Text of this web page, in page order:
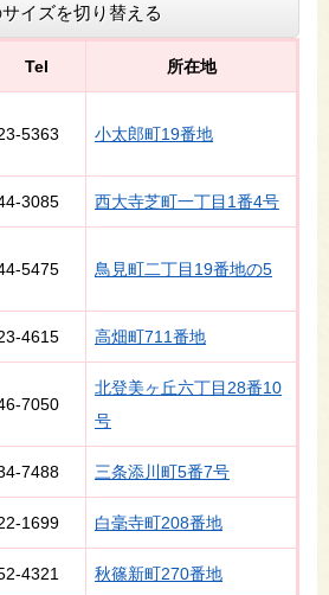
イズを切り替える
Tel 所在地
5363 小太郎町19番地
3085 西大寺芝町一丁目1番4号
5475 鳥見町二丁目19番地の5
4615 高畑町711番地
7050
北登美ヶ丘六丁目28番10
号
7488 三条添川町5番7号
1699 白毫寺町208番地
4321 秋篠新町270番地